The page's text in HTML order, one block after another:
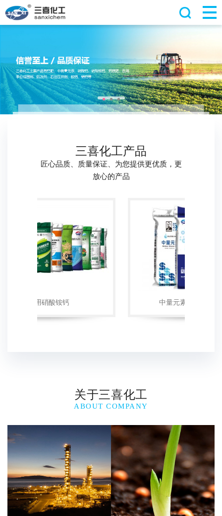
三喜化工产品
匠心品质、质量保证、为您提供更优质，更
放心的产品
关于三喜化工
ABOUT COMPANY